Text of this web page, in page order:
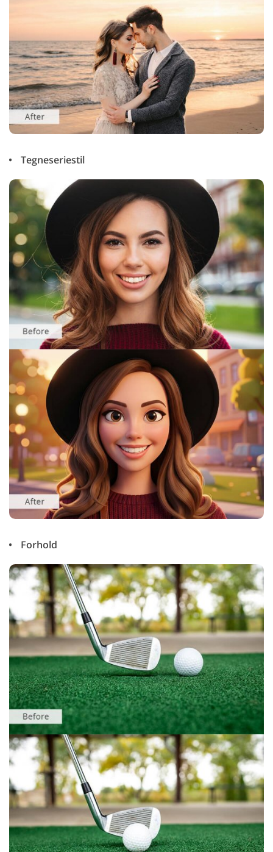
Tegneseriestil
Forhold